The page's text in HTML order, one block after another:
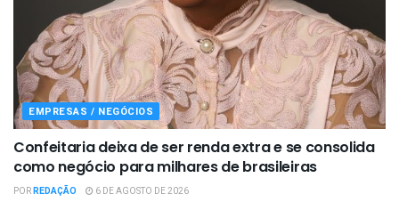
EMPRESAS / NEGÓCIOS
Confeitaria deixa de ser renda extra e se consolida
como negócio para milhares de brasileiras
PORREDAÇÃO 6 DE AGOSTO DE 2026